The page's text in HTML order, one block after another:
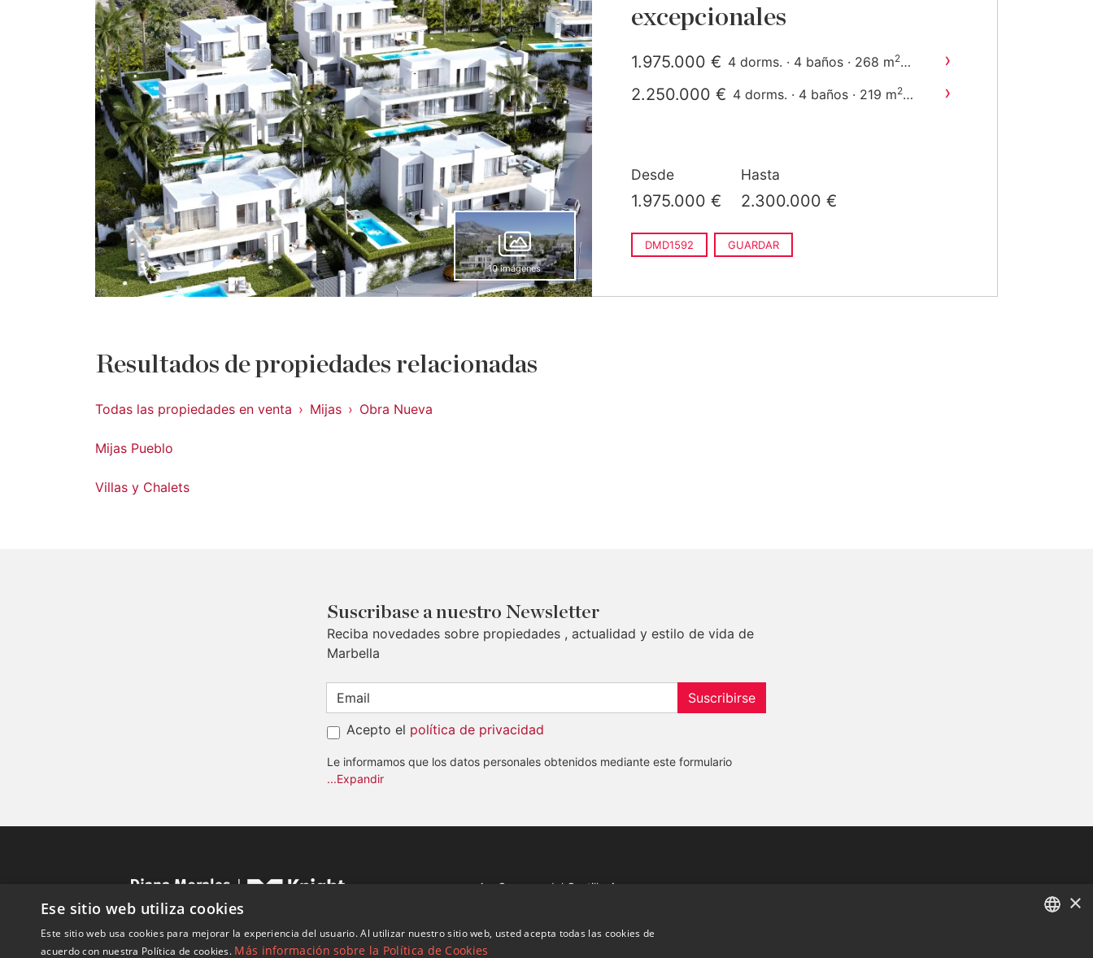
10 imágenes
excepcionales
1.975.000 € 4 dorms. · 4 baños · 268 m2 ›
2.250.000 € 4 dorms. · 4 baños · 219 m2 ›
Desde
1.975.000 €
Hasta
2.300.000 €
DMD1592 GUARDAR
Resultados de propiedades relacionadas
Todas las propiedades en venta Mijas Obra Nueva
Mijas Pueblo
Villas y Chalets
Suscribase a nuestro Newsletter
Reciba novedades sobre propiedades , actualidad y estilo de vida de
Marbella
Suscribirse
Acepto el política de privacidad
Le informamos que los datos personales obtenidos mediante este formulario
...Expandir
Av. Canovas del Castillo 4
×
Ese sitio web utiliza cookies
Este sitio web usa cookies para mejorar la experiencia del usuario. Al utilizar nuestro sitio web, usted acepta todas las cookies de
acuerdo con nuestra Política de cookies. Más información sobre la Política de Cookies